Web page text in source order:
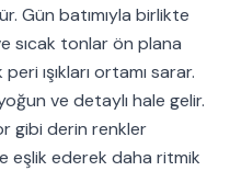
Gün batımıyla birlikte
sıcak tonlar ön plana
ışıkları ortamı sarar.
ve detaylı hale gelir.
gibi derin renkler
eşlik ederek daha ritmik